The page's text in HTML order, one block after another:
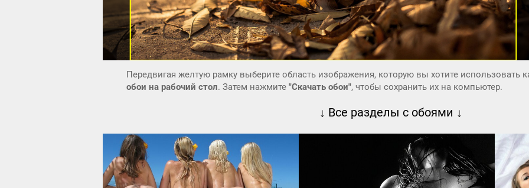
Передвигая желтую рамку выберите область изображения, которую вы хотите использовать
обои на рабочий стол. Затем нажмите "Скачать обои", чтобы сохранить их на компьютер.
↓ Все разделы с обоями ↓